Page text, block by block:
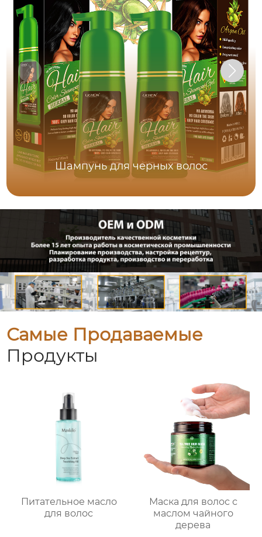
Шампунь для черных волос
Самые Продаваемые
Продукты
Питательное масло
для волос
Маска для волос с
маслом чайного
дерева